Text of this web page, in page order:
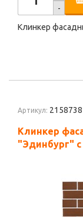
-
Клинкер
Артикул:
Клинкер
"Эдинбург"